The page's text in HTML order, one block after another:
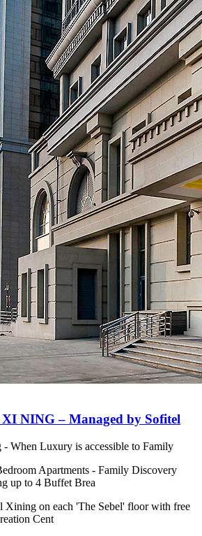
NING – Managed by Sofitel
When Luxury is accessible to Family
Apartments - Family Discovery
up to 4 Buffet Brea
Xining on each 'The Sebel' floor with free
Cent